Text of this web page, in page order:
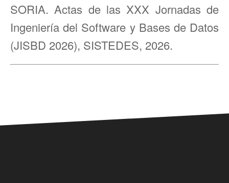
SORIA. Actas de las XXX Jornadas de
Ingeniería del Software y Bases de Datos
(JISBD 2026), SISTEDES, 2026.